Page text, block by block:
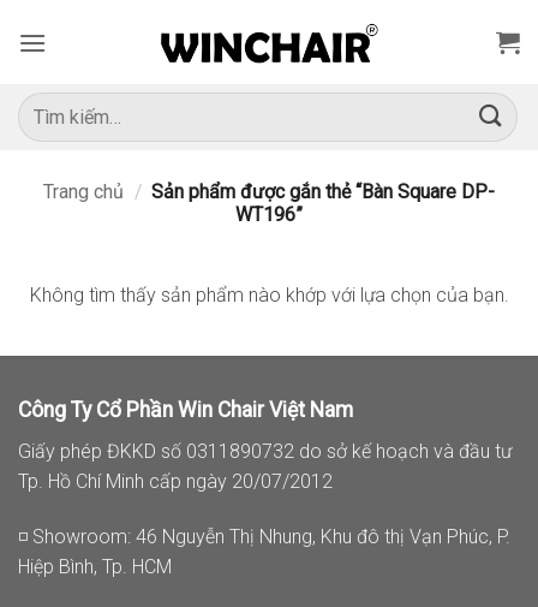
qua
dung
Tìm
kiếm:
Trang chủ / Sản phẩm được gắn thẻ “Bàn Square DP-
WT196”
Không tìm thấy sản phẩm nào khớp với lựa chọn của bạn.
Công Ty Cổ Phần Win Chair Việt Nam
Giấy phép ĐKKD số 0311890732 do sở kế hoạch và đầu tư
Tp. Hồ Chí Minh cấp ngày 20/07/2012
◽ Showroom: 46 Nguyễn Thị Nhung, Khu đô thị Vạn Phúc, P.
Hiệp Bình, Tp. HCM